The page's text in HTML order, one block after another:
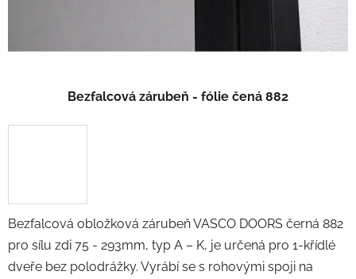
Bezfalcová obložková zárubeň VASCO DOORS černá 882
pro sílu zdi 75 - 293mm, typ A – K, je určená pro 1-křídlé
dveře bez polodrážky. Vyrábí se s rohovými spoji na
Bezfalcová zárubeň - fólie čená 882